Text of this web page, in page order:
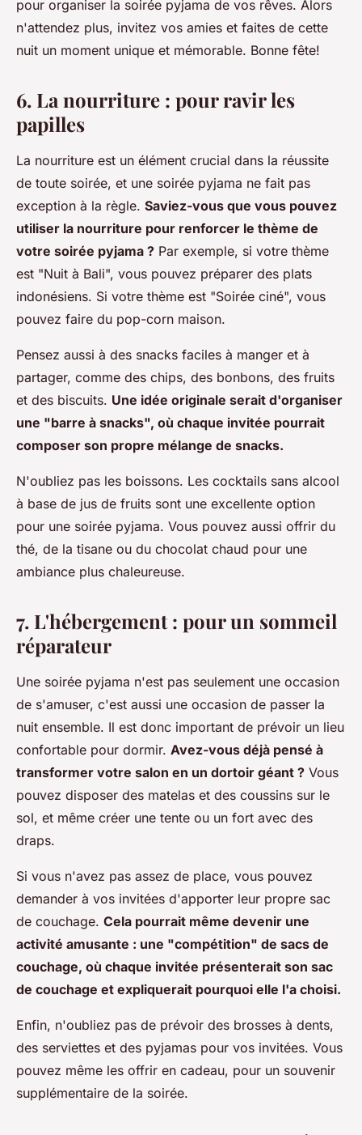
pour organiser la soirée pyjama de vos rêves. Alors
n'attendez plus, invitez vos amies et faites de cette
nuit un moment unique et mémorable. Bonne fête!
6. La nourriture : pour ravir les
papilles
La nourriture est un élément crucial dans la réussite
de toute soirée, et une soirée pyjama ne fait pas
exception à la règle. Saviez-vous que vous pouvez
utiliser la nourriture pour renforcer le thème de
votre soirée pyjama ? Par exemple, si votre thème
est "Nuit à Bali", vous pouvez préparer des plats
indonésiens. Si votre thème est "Soirée ciné", vous
pouvez faire du pop-corn maison.
Pensez aussi à des snacks faciles à manger et à
partager, comme des chips, des bonbons, des fruits
et des biscuits. Une idée originale serait d'organiser
une "barre à snacks", où chaque invitée pourrait
composer son propre mélange de snacks.
N'oubliez pas les boissons. Les cocktails sans alcool
à base de jus de fruits sont une excellente option
pour une soirée pyjama. Vous pouvez aussi offrir du
thé, de la tisane ou du chocolat chaud pour une
ambiance plus chaleureuse.
7. L'hébergement : pour un sommeil
réparateur
Une soirée pyjama n'est pas seulement une occasion
de s'amuser, c'est aussi une occasion de passer la
nuit ensemble. Il est donc important de prévoir un lieu
confortable pour dormir. Avez-vous déjà pensé à
transformer votre salon en un dortoir géant ? Vous
pouvez disposer des matelas et des coussins sur le
sol, et même créer une tente ou un fort avec des
draps.
Si vous n'avez pas assez de place, vous pouvez
demander à vos invitées d'apporter leur propre sac
de couchage. Cela pourrait même devenir une
activité amusante : une "compétition" de sacs de
couchage, où chaque invitée présenterait son sac
de couchage et expliquerait pourquoi elle l'a choisi.
Enfin, n'oubliez pas de prévoir des brosses à dents,
des serviettes et des pyjamas pour vos invitées. Vous
pouvez même les offrir en cadeau, pour un souvenir
supplémentaire de la soirée.